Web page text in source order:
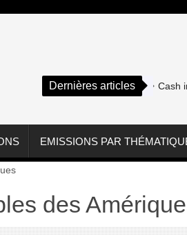
Dernières articles Cash
EMISSIONS PAR
des